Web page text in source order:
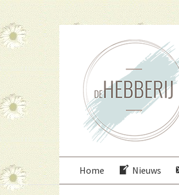
door
naar
navigatie
direct
naar
inhoud
Home Nieuws